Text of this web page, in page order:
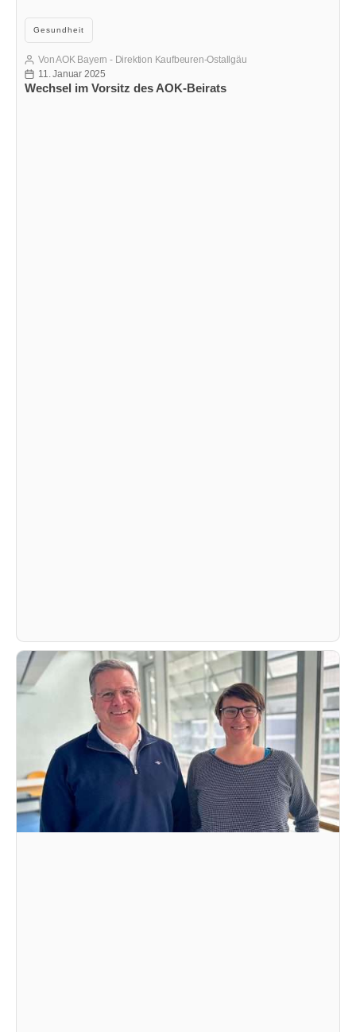
Kategorien
Gesundheit
Wechsel im Vorsitz des AOK-Beirats
Beitragsautor
VonAOK Bayern - Direktion Kaufbeuren-Ostallgäu
Veröffentlichungsdatum
11. Januar 2025